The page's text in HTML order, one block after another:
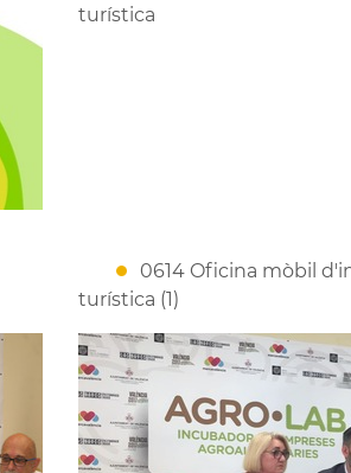
turística
0614 Oficina mòbil
turística (1)